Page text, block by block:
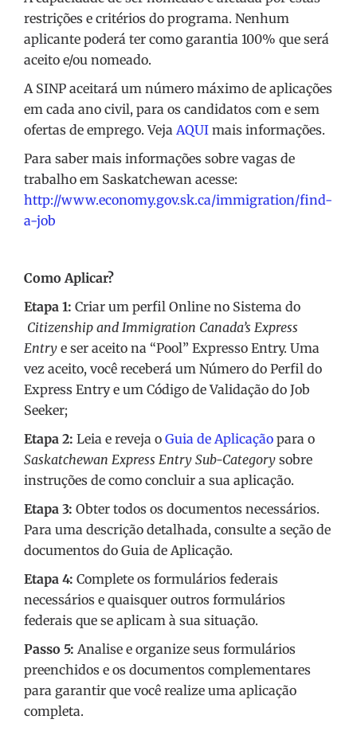
restrições e critérios do programa. Nenhum
aplicante poderá ter como garantia 100% que será
aceito e/ou nomeado.
A SINP aceitará um número máximo de aplicações
em cada ano civil, para os candidatos com e sem
ofertas de emprego. Veja AQUI mais informações.
Para saber mais informações sobre vagas de
trabalho em Saskatchewan acesse:
http://www.economy.gov.sk.ca/immigration/find-
a-job
Como Aplicar?
Etapa 1: Criar um perfil Online no Sistema do
Citizenship and Immigration Canada’s Express
Entry e ser aceito na “Pool” Expresso Entry. Uma
vez aceito, você receberá um Número do Perfil do
Express Entry e um Código de Validação do Job
Seeker;
Etapa 2: Leia e reveja o Guia de Aplicação para o
Saskatchewan Express Entry Sub-Category sobre
instruções de como concluir a sua aplicação.
Etapa 3: Obter todos os documentos necessários.
Para uma descrição detalhada, consulte a seção de
documentos do Guia de Aplicação.
Etapa 4: Complete os formulários federais
necessários e quaisquer outros formulários
federais que se aplicam à sua situação.
Passo 5: Analise e organize seus formulários
preenchidos e os documentos complementares
para garantir que você realize uma aplicação
completa.